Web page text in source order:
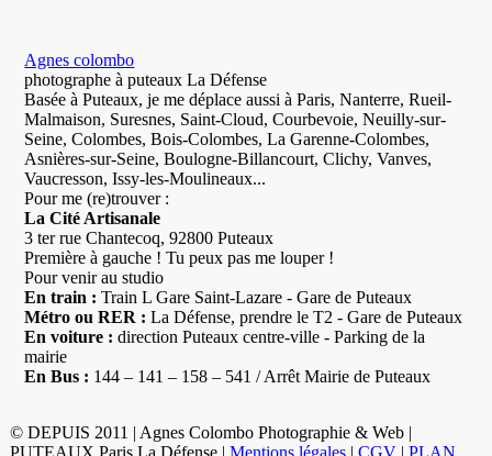
Agnes colombo
photographe à puteaux La Défense
Basée à Puteaux, je me déplace aussi à Paris, Nanterre, Rueil-
Malmaison, Suresnes, Saint-Cloud, Courbevoie, Neuilly-sur-
Seine, Colombes, Bois-Colombes, La Garenne-Colombes,
Asnières-sur-Seine, Boulogne-Billancourt, Clichy, Vanves,
Vaucresson, Issy-les-Moulineaux...
Pour me (re)trouver :
La Cité Artisanale
3 ter rue Chantecoq, 92800 Puteaux
Première à gauche ! Tu peux pas me louper !
Pour venir au studio
En train : Train L Gare Saint-Lazare - Gare de Puteaux
Métro ou RER :La Défense, prendre le T2 - Gare de Puteaux
En voiture : direction Puteaux centre-ville - Parking de la
mairie
En Bus : 144 – 141 – 158 – 541 / Arrêt Mairie de Puteaux
© DEPUIS 2011 | Agnes Colombo Photographie & Web |
PUTEAUX Paris La Défense | Mentions légales| CGV| PLAN